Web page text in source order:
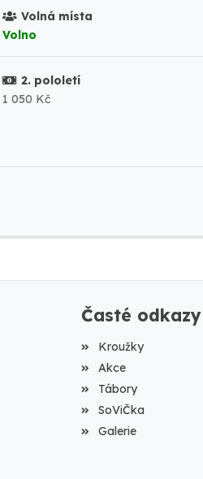
Volná místa
Volno
2. pololetí
1 050 Kč
Časté odkazy
Kroužky
Akce
Tábory
SoViČka
Galerie